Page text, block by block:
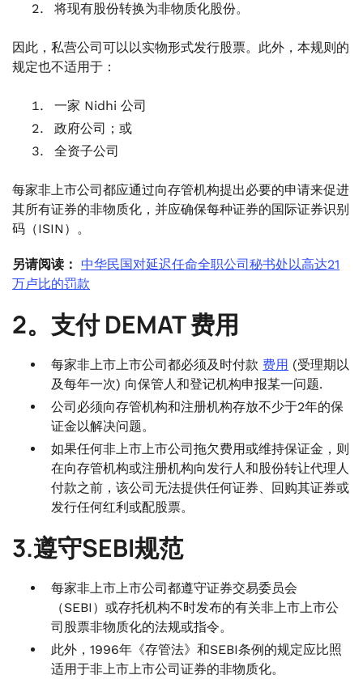
将现有股份转换为非物质化股份。
因此，私营公司可以以实物形式发行股票。此外，本规则的
规定也不适用于：
一家 Nidhi 公司
政府公司；或
全资子公司
每家非上市公司都应通过向存管机构提出必要的申请来促进
其所有证券的非物质化，并应确保每种证券的国际证券识别
码（ISIN）。
另请阅读： 中华民国对延迟任命全职公司秘书处以高达21
万卢比的罚款
2。支付 DEMAT 费用
每家非上市上市公司都必须及时付款 费用 (受理期以
及每年一次) 向保管人和登记机构申报某一问题.
公司必须向存管机构和注册机构存放不少于2年的保
证金以解决问题。
如果任何非上市上市公司拖欠费用或维持保证金，则
在向存管机构或注册机构向发行人和股份转让代理人
付款之前，该公司无法提供任何证券、回购其证券或
发行任何红利或配股票。
3.遵守SEBI规范
每家非上市上市公司都遵守证券交易委员会
（SEBI）或存托机构不时发布的有关非上市上市公
司股票非物质化的法规或指令。
此外，1996年《存管法》和SEBI条例的规定应比照
适用于非上市上市公司证券的非物质化。